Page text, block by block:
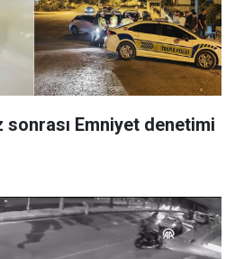
sonrası Emniyet denetimi